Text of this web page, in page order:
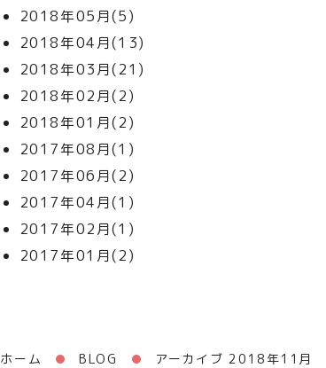
2018年05月(5)
2018年04月(13)
2018年03月(21)
2018年02月(2)
2018年01月(2)
2017年08月(1)
2017年06月(2)
2017年04月(1)
2017年02月(1)
2017年01月(2)
ホーム BLOG アーカイブ 2018年11月